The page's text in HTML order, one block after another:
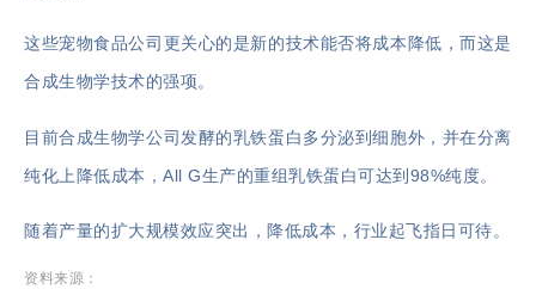
这些宠物食品公司更关心的是新的技术能否将成本降低，而这是
合成生物学技术的强项。
目前合成生物学公司发酵的乳铁蛋白多分泌到细胞外，并在分离
纯化上降低成本，All G生产的重组乳铁蛋白可达到98%纯度。
随着产量的扩大规模效应突出，降低成本，行业起飞指日可待。
资料来源：